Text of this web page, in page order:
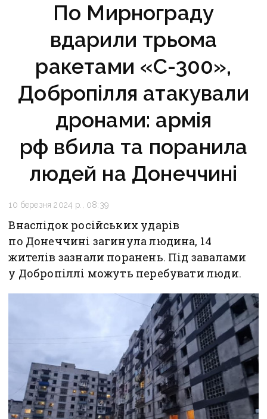
По Мирнограду
вдарили трьома
ракетами «С-300»,
Добропілля атакували
дронами: армія
рф вбила та поранила
людей на Донеччині
10 березня 2024 р., 08:39
Внаслідок російських ударів
по Донеччині загинула людина, 14
жителів зазнали поранень. Під завалами
у Добропіллі можуть перебувати люди.